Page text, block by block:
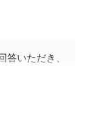
答いただき、
ただき、T様